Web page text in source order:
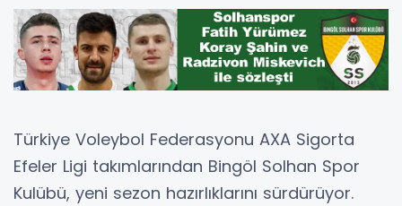
Türkiye Voleybol Federasyonu AXA Sigorta
Efeler Ligi takımlarından Bingöl Solhan Spor
Kulübü, yeni sezon hazırlıklarını sürdürüyor.